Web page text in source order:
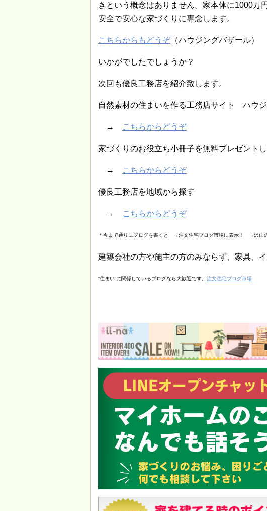
きという概念はありません。家本体に1000万
安全で安心な家づくりに専念します。
こちらからもどうぞ（ハウジングバザール）
いかがでしたでしょうか？
次回も優良工務店を紹介致します。
自然素材の住まいを作る工務店サイト ハウ
→ こちらからどうぞ
家づくりのお役立ち小冊子を無料プレゼントし
→ こちらからどうぞ
優良工務店を地域から探す
→ こちらからどうぞ
＊今まで通りにブログを書くと →注文住宅ブログ市場に表示！ →沢山の
建築会社の方や施主の方のみならず、家具、
”住まい”に関係しているブログなら大歓迎です。 注文住宅ブログ市場